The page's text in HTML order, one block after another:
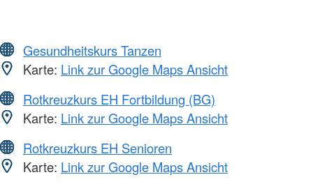
Gesundheitskurs Tanzen
Karte: Link zur Google Maps Ansicht
Rotkreuzkurs EH Fortbildung (BG)
Karte: Link zur Google Maps Ansicht
Rotkreuzkurs EH Senioren
Karte: Link zur Google Maps Ansicht